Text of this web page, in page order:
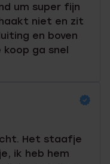
um super fijn
niet en zit
en boven
koop ga snel
Het staafje
ik heb hem